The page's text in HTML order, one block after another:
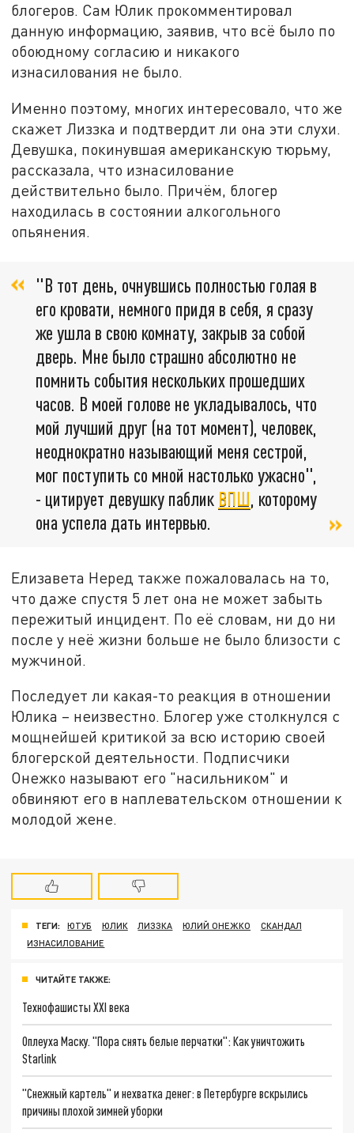
блогеров. Сам Юлик прокомментировал
данную информацию, заявив, что всё было по
обоюдному согласию и никакого
изнасилования не было.
Именно поэтому, многих интересовало, что же
скажет Лиззка и подтвердит ли она эти слухи.
Девушка, покинувшая американскую тюрьму,
рассказала, что изнасилование
действительно было. Причём, блогер
находилась в состоянии алкогольного
опьянения.
"В тот день, очнувшись полностью голая в
его кровати, немного придя в себя, я сразу
же ушла в свою комнату, закрыв за собой
дверь. Мне было страшно абсолютно не
помнить события нескольких прошедших
часов. В моей голове не укладывалось, что
мой лучший друг (на тот момент), человек,
неоднократно называющий меня сестрой,
мог поступить со мной настолько ужасно",
- цитирует девушку паблик ВПШ , которому
она успела дать интервью.
Елизавета Неред также пожаловалась на то,
что даже спустя 5 лет она не может забыть
пережитый инцидент. По её словам, ни до ни
после у неё жизни больше не было близости с
мужчиной.
Последует ли какая-то реакция в отношении
Юлика – неизвестно. Блогер уже столкнулся с
мощнейшей критикой за всю историю своей
блогерской деятельности. Подписчики
Онежко называют его "насильником" и
обвиняют его в наплевательском отношении к
молодой жене.
ТЕГИ: ЮТУБ ЮЛИК ЛИЗЗКА ЮЛИЙ ОНЕЖКО
СКАНДАЛ
ИЗНАСИЛОВАНИЕ
ЧИТАЙТЕ ТАКЖЕ:
Технофашисты XXI века
Оплеуха Маску. "Пора снять белые перчатки": Как уничтожить
Starlink
"Снежный картель" и нехватка денег: в Петербурге вскрылись
причины плохой зимней уборки